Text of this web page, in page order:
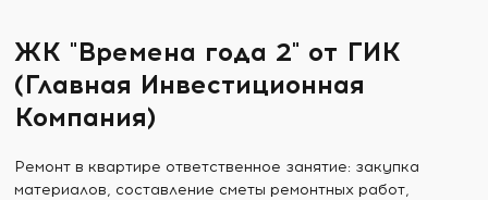
ЖК "Времена года 2" от ГИК
(Главная Инвестиционная
Компания)
Ремонт в квартире ответственное занятие: закупка
материалов, составление сметы ремонтных работ,